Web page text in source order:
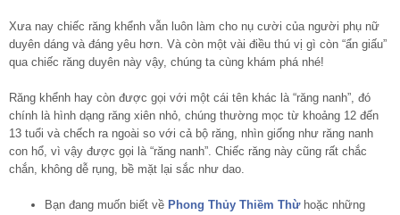
Xưa nay chiếc răng khểnh vẫn luôn làm cho nụ cười của người phụ nữ
duyên dáng và đáng yêu hơn. Và còn một vài điều thú vị gì còn “ẩn giấu”
qua chiếc răng duyên này vậy, chúng ta cùng khám phá nhé!
Răng khểnh hay còn được gọi với một cái tên khác là “răng nanh”, đó
chính là hình dạng răng xiên nhỏ, chúng thường mọc từ khoảng 12 đến
13 tuổi và chếch ra ngoài so với cả bộ răng, nhìn giống như răng nanh
con hổ, vì vậy được gọi là “răng nanh”. Chiếc răng này cũng rất chắc
chắn, không dễ rụng, bề mặt lại sắc như dao.
Bạn đang muốn biết về Phong Thủy Thiềm Thừhoặc những